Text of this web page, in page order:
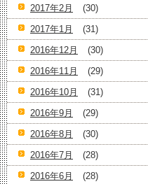
2017年2月
(30)
2017年1月
(31)
2016年12月
(30)
2016年11月
(29)
2016年10月
(31)
2016年9月
(29)
2016年8月
(30)
2016年7月
(28)
2016年6月
(28)